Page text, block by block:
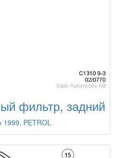
фильтр, задний
1999, PETROL